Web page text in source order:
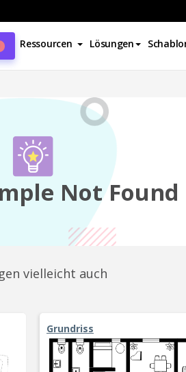
Ressourcen Lösungen
Not Found
vielleicht auch
Grundriss